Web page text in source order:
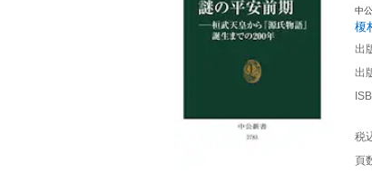
中
榎
出
出
税
頁